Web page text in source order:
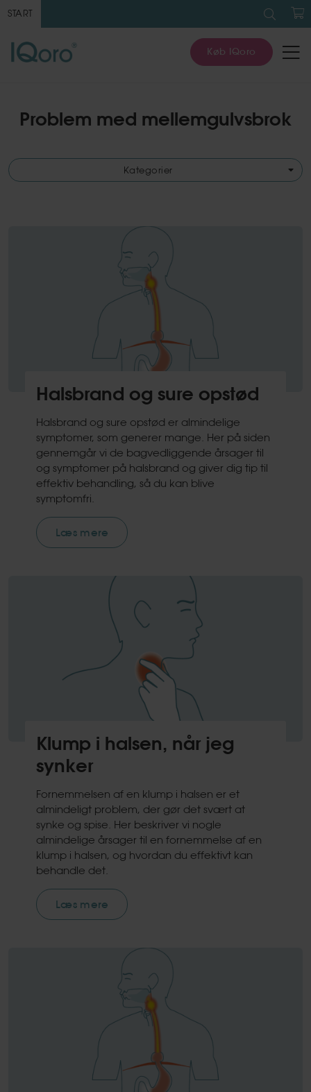
START efter:
Køb IQoro
Problem med mellemgulvsbrok
Kategorier
Halsbrand og sure opstød
Halsbrand og sure opstød er almindelige
symptomer, som generer mange. Her på siden
gennemgår vi de bagvedliggende årsager til
og symptomer på halsbrand og giver dig tip til
effektiv behandling, så du kan blive
symptomfri.
Læs mere
Klump i halsen, når jeg
synker
Fornemmelsen af en klump i halsen er et
almindeligt problem, der gør det svært at
synke og spise. Her beskriver vi nogle
almindelige årsager til en fornemmelse af en
klump i halsen, og hvordan du effektivt kan
behandle det.
Læs mere